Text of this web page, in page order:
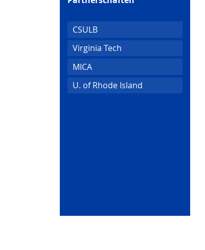
CSULB
Virginia Tech
MICA
U. of Rhode Island